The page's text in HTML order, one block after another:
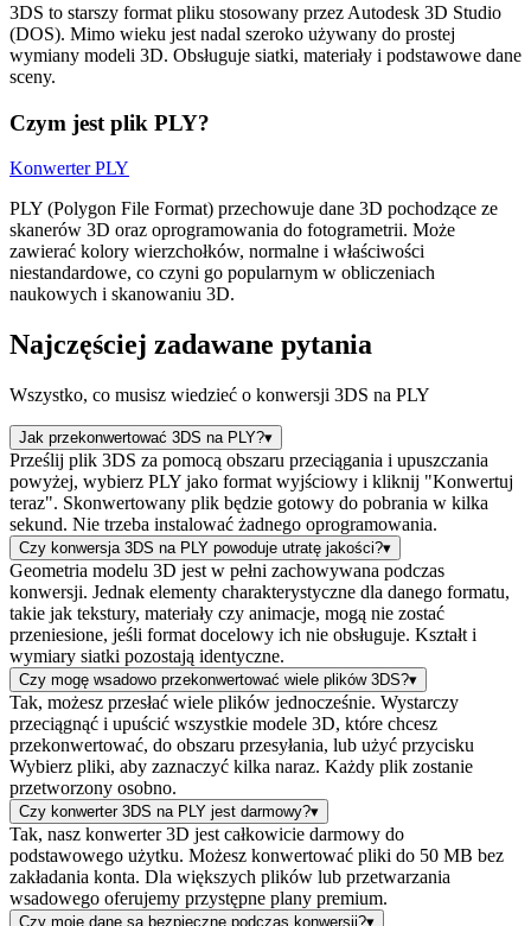
3DS to starszy format pliku stosowany przez Autodesk 3D Studio
(DOS). Mimo wieku jest nadal szeroko używany do prostej
wymiany modeli 3D. Obsługuje siatki, materiały i podstawowe dane
sceny.
Czym jest plik PLY?
Konwerter PLY
PLY (Polygon File Format) przechowuje dane 3D pochodzące ze
skanerów 3D oraz oprogramowania do fotogrametrii. Może
zawierać kolory wierzchołków, normalne i właściwości
niestandardowe, co czyni go popularnym w obliczeniach
naukowych i skanowaniu 3D.
Najczęściej zadawane pytania
Wszystko, co musisz wiedzieć o konwersji 3DS na PLY
Jak przekonwertować 3DS na PLY?▾
Prześlij plik 3DS za pomocą obszaru przeciągania i upuszczania
powyżej, wybierz PLY jako format wyjściowy i kliknij "Konwertuj
teraz". Skonwertowany plik będzie gotowy do pobrania w kilka
sekund. Nie trzeba instalować żadnego oprogramowania.
Czy konwersja 3DS na PLY powoduje utratę jakości?▾
Geometria modelu 3D jest w pełni zachowywana podczas
konwersji. Jednak elementy charakterystyczne dla danego formatu,
takie jak tekstury, materiały czy animacje, mogą nie zostać
przeniesione, jeśli format docelowy ich nie obsługuje. Kształt i
wymiary siatki pozostają identyczne.
Czy mogę wsadowo przekonwertować wiele plików 3DS?▾
Tak, możesz przesłać wiele plików jednocześnie. Wystarczy
przeciągnąć i upuścić wszystkie modele 3D, które chcesz
przekonwertować, do obszaru przesyłania, lub użyć przycisku
Wybierz pliki, aby zaznaczyć kilka naraz. Każdy plik zostanie
przetworzony osobno.
Czy konwerter 3DS na PLY jest darmowy?▾
Tak, nasz konwerter 3D jest całkowicie darmowy do
podstawowego użytku. Możesz konwertować pliki do 50 MB bez
zakładania konta. Dla większych plików lub przetwarzania
wsadowego oferujemy przystępne plany premium.
Czy moje dane są bezpieczne podczas konwersji?▾